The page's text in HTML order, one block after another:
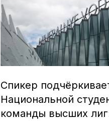
Спикер
Национальной
команды высших